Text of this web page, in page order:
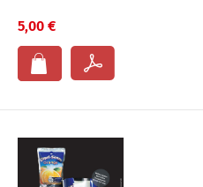
5,00 €